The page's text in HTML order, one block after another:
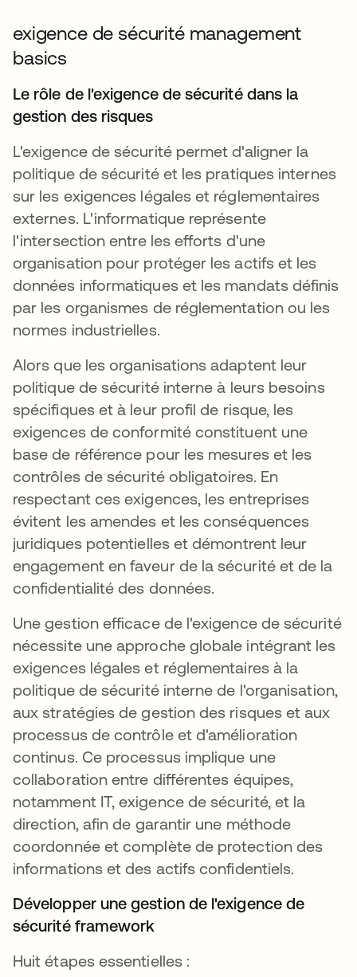
exigence de sécurité management
basics
Le rôle de l'exigence de sécurité dans la
gestion des risques
L'exigence de sécurité permet d'aligner la
politique de sécurité et les pratiques internes
sur les exigences légales et réglementaires
externes. L'informatique représente
l'intersection entre les efforts d'une
organisation pour protéger les actifs et les
données informatiques et les mandats définis
par les organismes de réglementation ou les
normes industrielles.
Alors que les organisations adaptent leur
politique de sécurité interne à leurs besoins
spécifiques et à leur profil de risque, les
exigences de conformité constituent une
base de référence pour les mesures et les
contrôles de sécurité obligatoires. En
respectant ces exigences, les entreprises
évitent les amendes et les conséquences
juridiques potentielles et démontrent leur
engagement en faveur de la sécurité et de la
confidentialité des données.
Une gestion efficace de l'exigence de sécurité
nécessite une approche globale intégrant les
exigences légales et réglementaires à la
politique de sécurité interne de l'organisation,
aux stratégies de gestion des risques et aux
processus de contrôle et d'amélioration
continus. Ce processus implique une
collaboration entre différentes équipes,
notamment IT, exigence de sécurité, et la
direction, afin de garantir une méthode
coordonnée et complète de protection des
informations et des actifs confidentiels.
Développer une gestion de l'exigence de
sécurité framework
Huit étapes essentielles :